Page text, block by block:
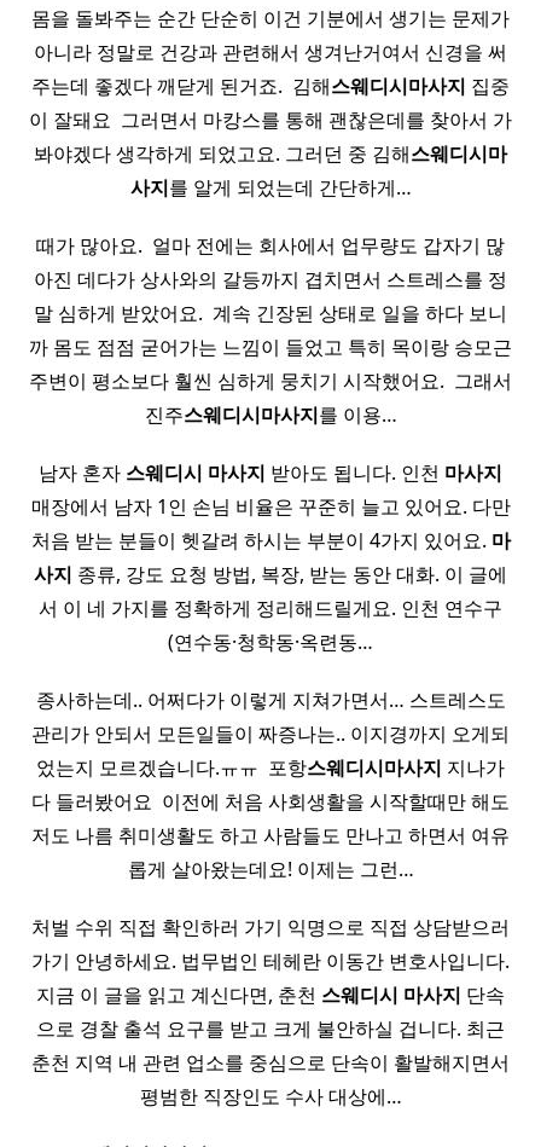
몸을 돌봐주는 순간 단순히 이건 기분에서 생기는 문제가
아니라 정말로 건강과 관련해서 생겨난거여서 신경을 써
주는데 좋겠다 깨닫게 된거죠. ​ 김해스웨디시마사지 집중
이 잘돼요 ​ 그러면서 마캉스를 통해 괜찮은데를 찾아서 가
봐야겠다 생각하게 되었고요. 그러던 중 김해스웨디시마
사지를 알게 되었는데 간단하게…
때가 많아요. ​ 얼마 전에는 회사에서 업무량도 갑자기 많
아진 데다가 상사와의 갈등까지 겹치면서 스트레스를 정
말 심하게 받았어요. ​ 계속 긴장된 상태로 일을 하다 보니
까 몸도 점점 굳어가는 느낌이 들었고 특히 목이랑 승모근
주변이 평소보다 훨씬 심하게 뭉치기 시작했어요. ​ 그래서
진주스웨디시마사지를 이용…
남자 혼자 스웨디시 마사지 받아도 됩니다. 인천 마사지
매장에서 남자 1인 손님 비율은 꾸준히 늘고 있어요. 다만
처음 받는 분들이 헷갈려 하시는 부분이 4가지 있어요. 마
사지 종류, 강도 요청 방법, 복장, 받는 동안 대화. 이 글에
서 이 네 가지를 정확하게 정리해드릴게요. 인천 연수구
(연수동·청학동·옥련동…
종사하는데.. 어쩌다가 이렇게 지쳐가면서… 스트레스도
관리가 안되서 모든일들이 짜증나는.. 이지경까지 오게되
었는지 모르겠습니다.ㅠㅠ ​ 포항스웨디시마사지 지나가
다 들러봤어요 ​ 이전에 처음 사회생활을 시작할때만 해도
저도 나름 취미생활도 하고 사람들도 만나고 하면서 여유
롭게 살아왔는데요! 이제는 그런…
처벌 수위 직접 확인하러 가기 익명으로 직접 상담받으러
가기 안녕하세요. 법무법인 테헤란 이동간 변호사입니다.
지금 이 글을 읽고 계신다면, 춘천 스웨디시 마사지 단속
으로 경찰 출석 요구를 받고 크게 불안하실 겁니다. 최근
춘천 지역 내 관련 업소를 중심으로 단속이 활발해지면서
평범한 직장인도 수사 대상에…